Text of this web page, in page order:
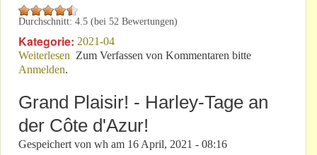
Durchschnitt: 4.5 (bei 52 Bewertungen)
Kategorie: 2021-04
Weiterlesen über NLS 2: Hinter den Bergen, bei den sieben
Zum Verfassen von Kommentaren bitte
Anmelden.
Grand Plaisir! - Harley-Tage an
der Côte d'Azur!
Gespeichert von wh am 16 April, 2021 - 08:16